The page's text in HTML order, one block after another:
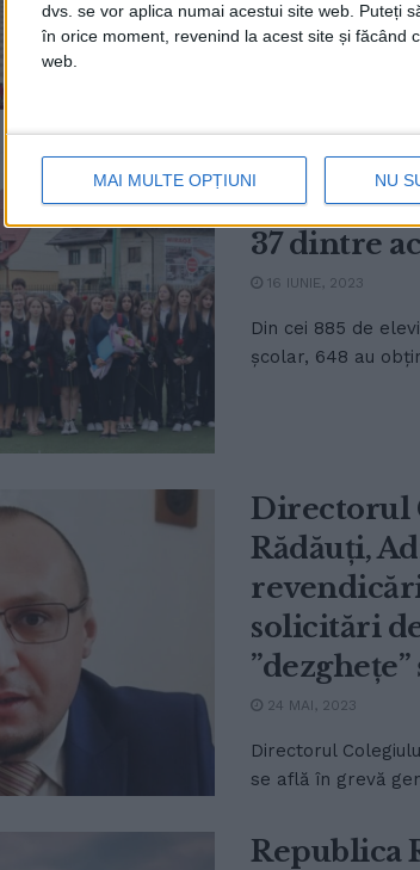
dvs. se vor aplica numai acestui site web. Puteți
în orice moment, revenind la acest site și făcând
web.
MAI MULTE OPȚIUNI NU
Bacalaureat,
Trei
37 dintre
16 IUNIE, 2023
Din cei 885 de
școlar, 648 au
Directorul
Rădăuți,
solicitări
24 MAI, 2023
Directorul
se află în grevă
Republica